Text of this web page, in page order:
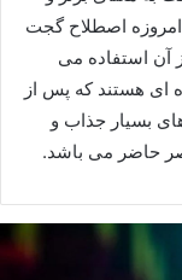
امروزه اصطلاح گجت
آن استفاده می
ای هستند که پس از
های بسیار جذاب و
حاضر می باشد.